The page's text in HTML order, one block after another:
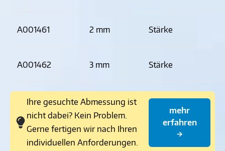
A001461 2 mm Stärke
A001462 3 mm Stärke
Ihre gesuchte Abmessung ist
nicht dabei? Kein Problem.
Gerne fertigen wir nach Ihren
individuellen Anforderungen.
mehr
erfahren
→